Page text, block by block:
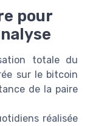
pour
totale du
sur le bitcoin
de la paire
réalisée